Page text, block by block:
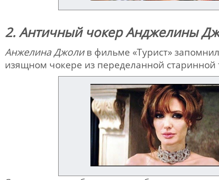
2. Античный чокер Анджелины
Анжелина Джолив фильме «Турист»
изящном чокере из переделанной